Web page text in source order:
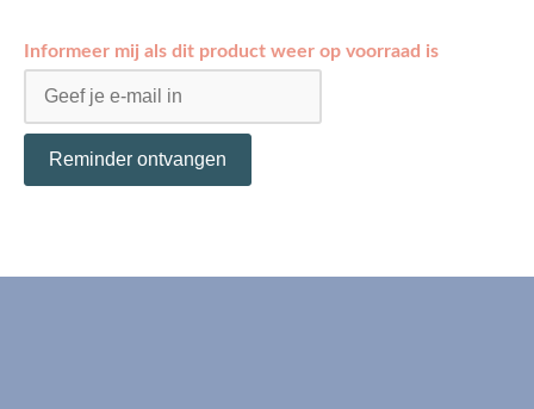
Informeer mij als dit product weer op voorraad is
Reminder ontvangen